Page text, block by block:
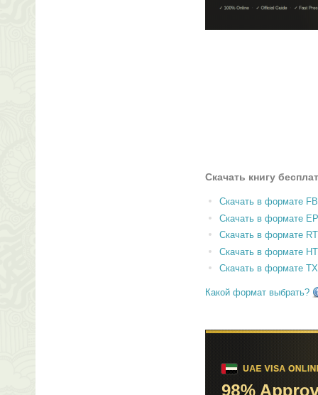
Скачать книгу
Скачать в формате
Скачать в формате
Скачать в формате
Скачать в формате
Скачать в формате
Какой формат выбрать?